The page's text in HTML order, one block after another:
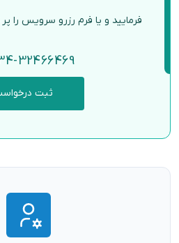
فرمایید و یا فرم رزرو سرویس را پر
32466469
ثبت